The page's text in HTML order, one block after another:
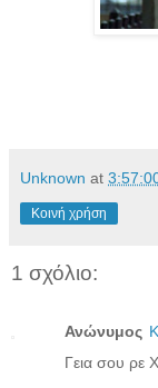
Unknown at
Κοινή χρήση
1 σχόλιο:
Ανώνυμος
Γεια σου ρε